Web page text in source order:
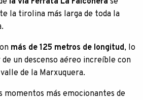
la tirolina más larga de toda la
más de 125 metros de longitud, lo
un descenso aéreo increíble con
de la Marxuquera.
momentos más emocionantes de